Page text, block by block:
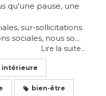
qu'une pause, une
sur-sollicitations
sociales, nous so...
Lire la suite...
intérieure
bien-être